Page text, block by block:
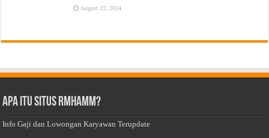
August 22, 2024
Apa Itu Situs Rmhamm?
Info Gaji dan Lowongan Karyawan Terupdate